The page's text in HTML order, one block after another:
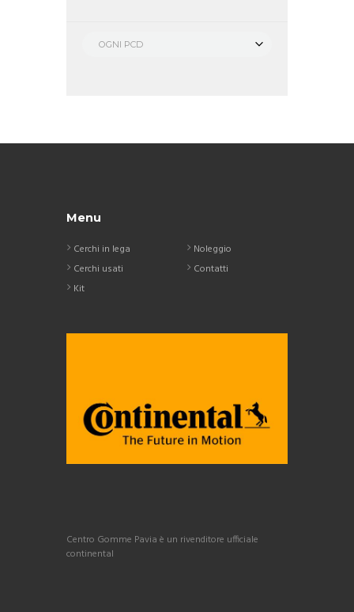
OGNI PCD
Menu
Cerchi in lega
Cerchi usati
Kit
Noleggio
Contatti
Centro Gomme Pavia è un rivenditore ufficiale
continental